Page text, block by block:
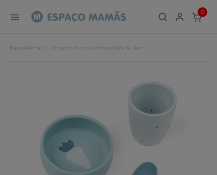
0
ITEMS
Espaço Mamãs Conjunto Primeira Refeição Done By Deer